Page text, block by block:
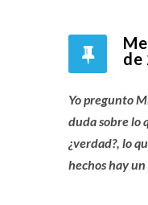
de
Yo pregunto
duda sobre lo
¿verdad?, lo
hechos hay